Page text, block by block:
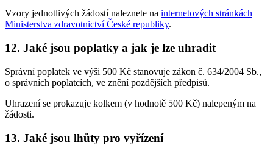
Vzory jednotlivých žádostí naleznete na internetových stránkách
Ministerstva zdravotnictví České republiky.
12. Jaké jsou poplatky a jak je lze uhradit
Správní poplatek ve výši 500 Kč stanovuje zákon č. 634/2004 Sb.,
o správních poplatcích, ve znění pozdějších předpisů.
Uhrazení se prokazuje kolkem (v hodnotě 500 Kč) nalepeným na
žádosti.
13. Jaké jsou lhůty pro vyřízení